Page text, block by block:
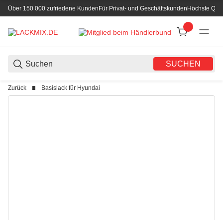
Über 150 000 zufriedene KundenFür Privat- und GeschäftskundenHöchste
SUCHEN
Zurück Basislack für Hyundai